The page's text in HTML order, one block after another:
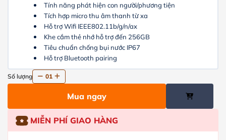
Tính năng phát hiện con người/phương tiện
Tích hợp micro thu âm thanh từ xa
Hỗ trợ Wifi IEEE802.11b/g/n/ax
Khe cắm thẻ nhớ hỗ trợ đến 256GB
Tiêu chuẩn chống bụi nước IP67
Hỗ trợ Bluetooth pairing
Số lượng 01
Mua ngay
MIỄN PHÍ GIAO HÀNG